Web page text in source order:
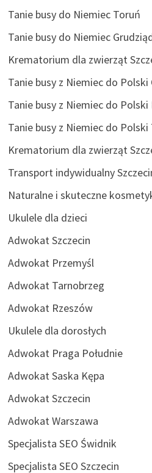
Tanie busy do Niemiec Toruń
Tanie busy do Niemiec
Krematorium dla zwierząt
Tanie busy z Niemiec do Polski
Tanie busy z Niemiec do Polski
Tanie busy z Niemiec do Polski
Krematorium dla zwierząt
Transport indywidualny
Naturalne i skuteczne
Ukulele dla dzieci
Adwokat Szczecin
Adwokat Przemyśl
Adwokat Tarnobrzeg
Adwokat Rzeszów
Ukulele dla dorosłych
Adwokat Praga Południe
Adwokat Saska Kępa
Adwokat Szczecin
Adwokat Warszawa
Specjalista SEO Świdnik
Specjalista SEO Szczecin